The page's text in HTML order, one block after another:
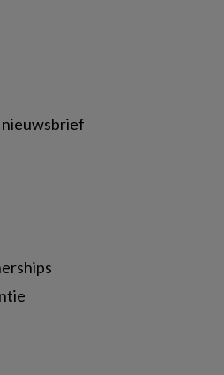
nieuwsbrief